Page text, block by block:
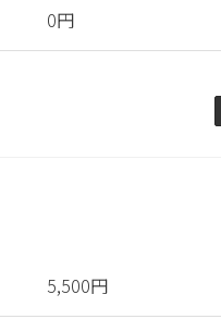
0円
5,500円